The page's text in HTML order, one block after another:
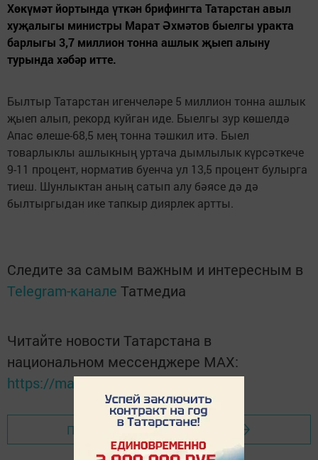
Хөкүмәт йортында үткән брифингта Татарстан авыл
хуҗалыгы министры Марат Әхмәтов быелгы уракта
барлыгы 3,7 миллион тонна ашлык җыеп алыну
турында хәбәр итте.
Былтыр Татарстан игенчеләре 5 миллион тонна ашлык
җыеп алып, рекорд куйган иде. Быелгы зур көшелдә
Апас өлеше-68,5 мең тонна тәшкил итә. Быел
товарлыклы ашлыкның уртача дымлылык күрсәткече
9-11 процент, норматив буенча ул 13,5 процент булырга
тиеш. Шунлыктан аның сатып алу бәясе дә дә
былтыргыдан ике тапкыр диярлек артты.
Следите за самым важным и интересным в
Telegram-канале Татмедиа
Читайте новости Татарстана в
национальном мессенджере MАХ:
https://max.ru/tatmedia
Перейти на страницу новости